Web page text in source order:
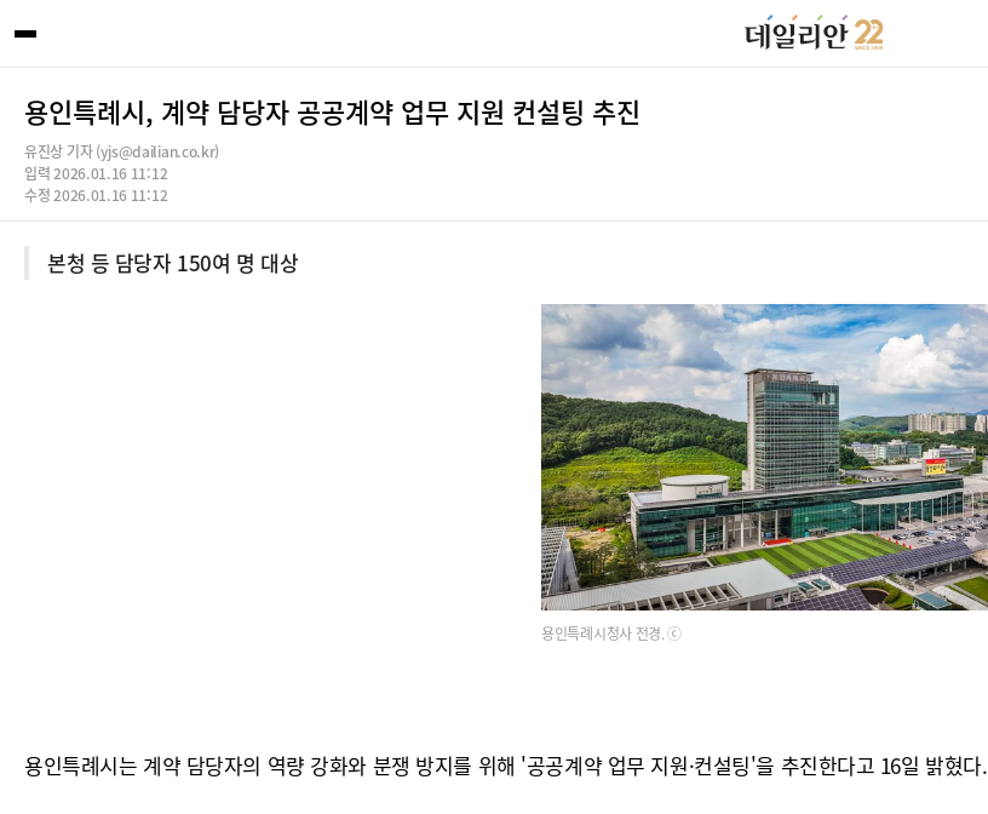
용인특례시, 계약 담당자 공공계약 업무 지원 컨설팅 추진
유진상 기자 (yjs@dailian.co.kr)
입력 2026.01.16 11:12
수정 2026.01.16 11:12
본청 등 담당자 150여 명 대상
용인특례시청사 전경. ⓒ
용인특례시는 계약 담당자의 역량 강화와 분쟁 방지를 위해 '공공계약 업무 지원·컨설팅'을 추진한다고 16일 밝혔다.